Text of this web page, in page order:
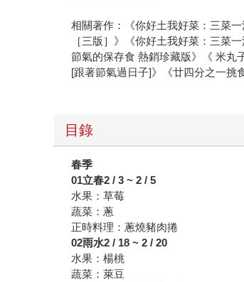
相關著作：《你好土我好菜：三菜
［三版］》《你好土我好菜：三菜
節氣的保存食 熱銷珍藏版》《 米丸
[跟著節氣過日子]》《廿四分之一挑
目錄
春季
01立春2 / 3 ~ 2 / 5
水果：草莓
蔬菜：蔥
正時料理：蔥燒豬肉捲
02雨水2 / 18 ~ 2 / 20
水果：楊桃
蔬菜：萊豆